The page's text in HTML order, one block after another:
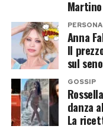
Prima, però, resta
di governo. Il
dedicato alla
sul mare,
privata in
continuerà a
L’attore segue la
ha mai nascosto
confronti. Una
mondo dello
polemiche.
Già ospite di
di percepire
Martino
Anna
Il
sul
GOSSIP
danza
La